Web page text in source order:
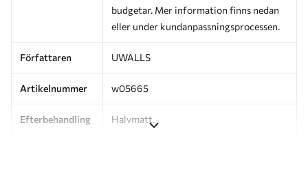
budgetar. Mer information finns nedan
eller under kundanpassningsprocessen.
Författaren UWALLS
Artikelnummer w05665
Efterbehandling Halvmatt.